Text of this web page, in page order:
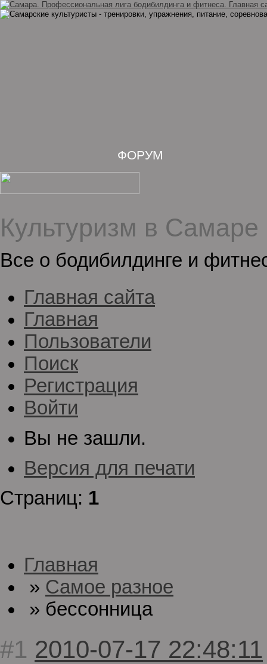
Культуризм в
Все о бодибилдинге и
Главная сайта
Главная
Пользователи
Поиск
Регистрация
Войти
Вы не зашли.
Версия для печати
Страниц: 1
Главная
» Самое разное
» бессонница
#1 2010-07-17 22:48:11
ФОРУМ